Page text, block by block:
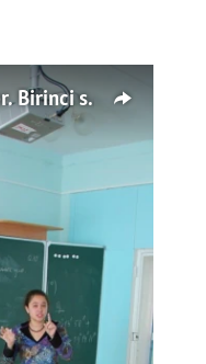
50 min müəllim işini itirə bilər. Birinci sinfə gedənlər azalır